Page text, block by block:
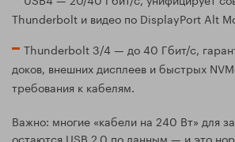
Thunderbolt и видео по DisplayPort Alt
Thunderbolt 3/4 — до 40 Гбит/с,
доков, внешних дисплеев и быстрых
требования к кабелям.
Важно: многие «кабели на 240 Вт» для
остаются USB 2.0 по данным — и это